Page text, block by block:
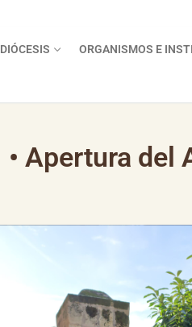
DIÓCESIS ORGANISMOS E
• Apertura del